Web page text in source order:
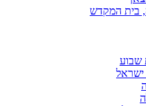
בית המקדש
שבוע
ישראל